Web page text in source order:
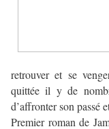
retrouver et se
quittée il y de
d’affronter son passé
Premier roman de